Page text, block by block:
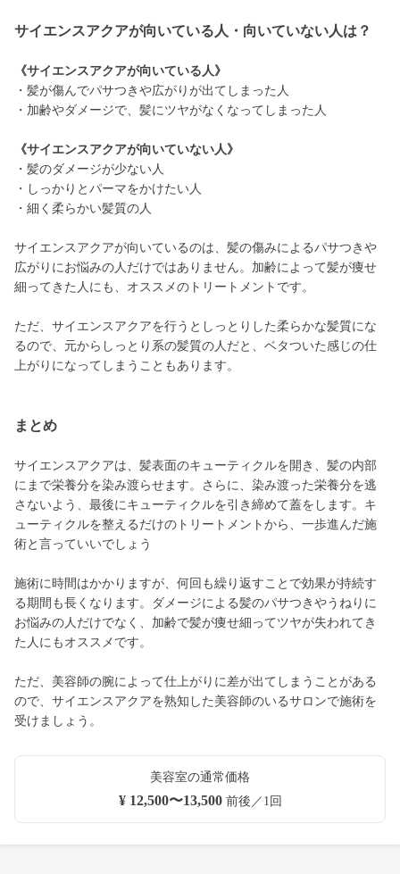
サイエンスアクアが向いている人・向いていない人は？
《サイエンスアクアが向いている人》
・髪が傷んでパサつきや広がりが出てしまった人
・加齢やダメージで、髪にツヤがなくなってしまった人
《サイエンスアクアが向いていない人》
・髪のダメージが少ない人
・しっかりとパーマをかけたい人
・細く柔らかい髪質の人
サイエンスアクアが向いているのは、髪の傷みによるパサつきや
広がりにお悩みの人だけではありません。加齢によって髪が痩せ
細ってきた人にも、オススメのトリートメントです。
ただ、サイエンスアクアを行うとしっとりした柔らかな髪質にな
るので、元からしっとり系の髪質の人だと、ベタついた感じの仕
上がりになってしまうこともあります。
まとめ
サイエンスアクアは、髪表面のキューティクルを開き、髪の内部
にまで栄養分を染み渡らせます。さらに、染み渡った栄養分を逃
さないよう、最後にキューティクルを引き締めて蓋をします。キ
ューティクルを整えるだけのトリートメントから、一歩進んだ施
術と言っていいでしょう
施術に時間はかかりますが、何回も繰り返すことで効果が持続す
る期間も長くなります。ダメージによる髪のパサつきやうねりに
お悩みの人だけでなく、加齢で髪が痩せ細ってツヤが失われてき
た人にもオススメです。
ただ、美容師の腕によって仕上がりに差が出てしまうことがある
ので、サイエンスアクアを熟知した美容師のいるサロンで施術を
受けましょう。
美容室の通常価格
¥ 12,500〜13,500前後／1回